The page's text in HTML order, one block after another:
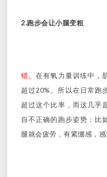
2.跑步会让小腿变粗
错。在有氧力量训练中，
超过20% 。所以在日常跑
超过这个比率，而这几乎
自不正确的跑步姿势：比
腿就会疲劳，有紧绷感，感